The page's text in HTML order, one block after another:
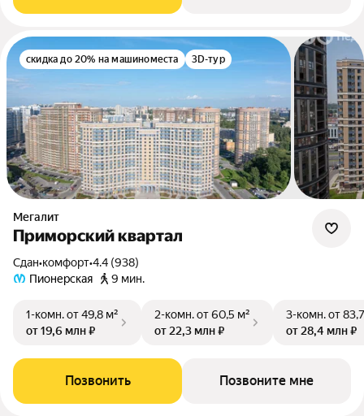
скидка до 20% на машиноместа 3D-тур
Мегалит
Приморский квартал
Сдан•комфорт•4.4 (938)
Пионерская
9 мин.
1-комн.от 49,8 м²
от 19,6 млн ₽
2-комн.от 60,5 м²
от 22,3 млн ₽
3-комн.от
от 28,4 млн ₽
Позвонить Позвоните мне